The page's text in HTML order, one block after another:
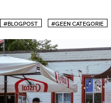
#BLOGPOST #GEEN CATEGORIE